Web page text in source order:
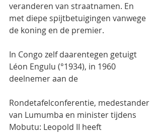
veranderen van straatnamen. En
met diepe spijtbetuigingen vanwege
de koning en de premier.
In Congo zelf daarentegen getuigt
Léon Engulu (°1934), in 1960
deelnemer aan de
Rondetafelconferentie, medestander
van Lumumba en minister tijdens
Mobutu: Leopold II heeft